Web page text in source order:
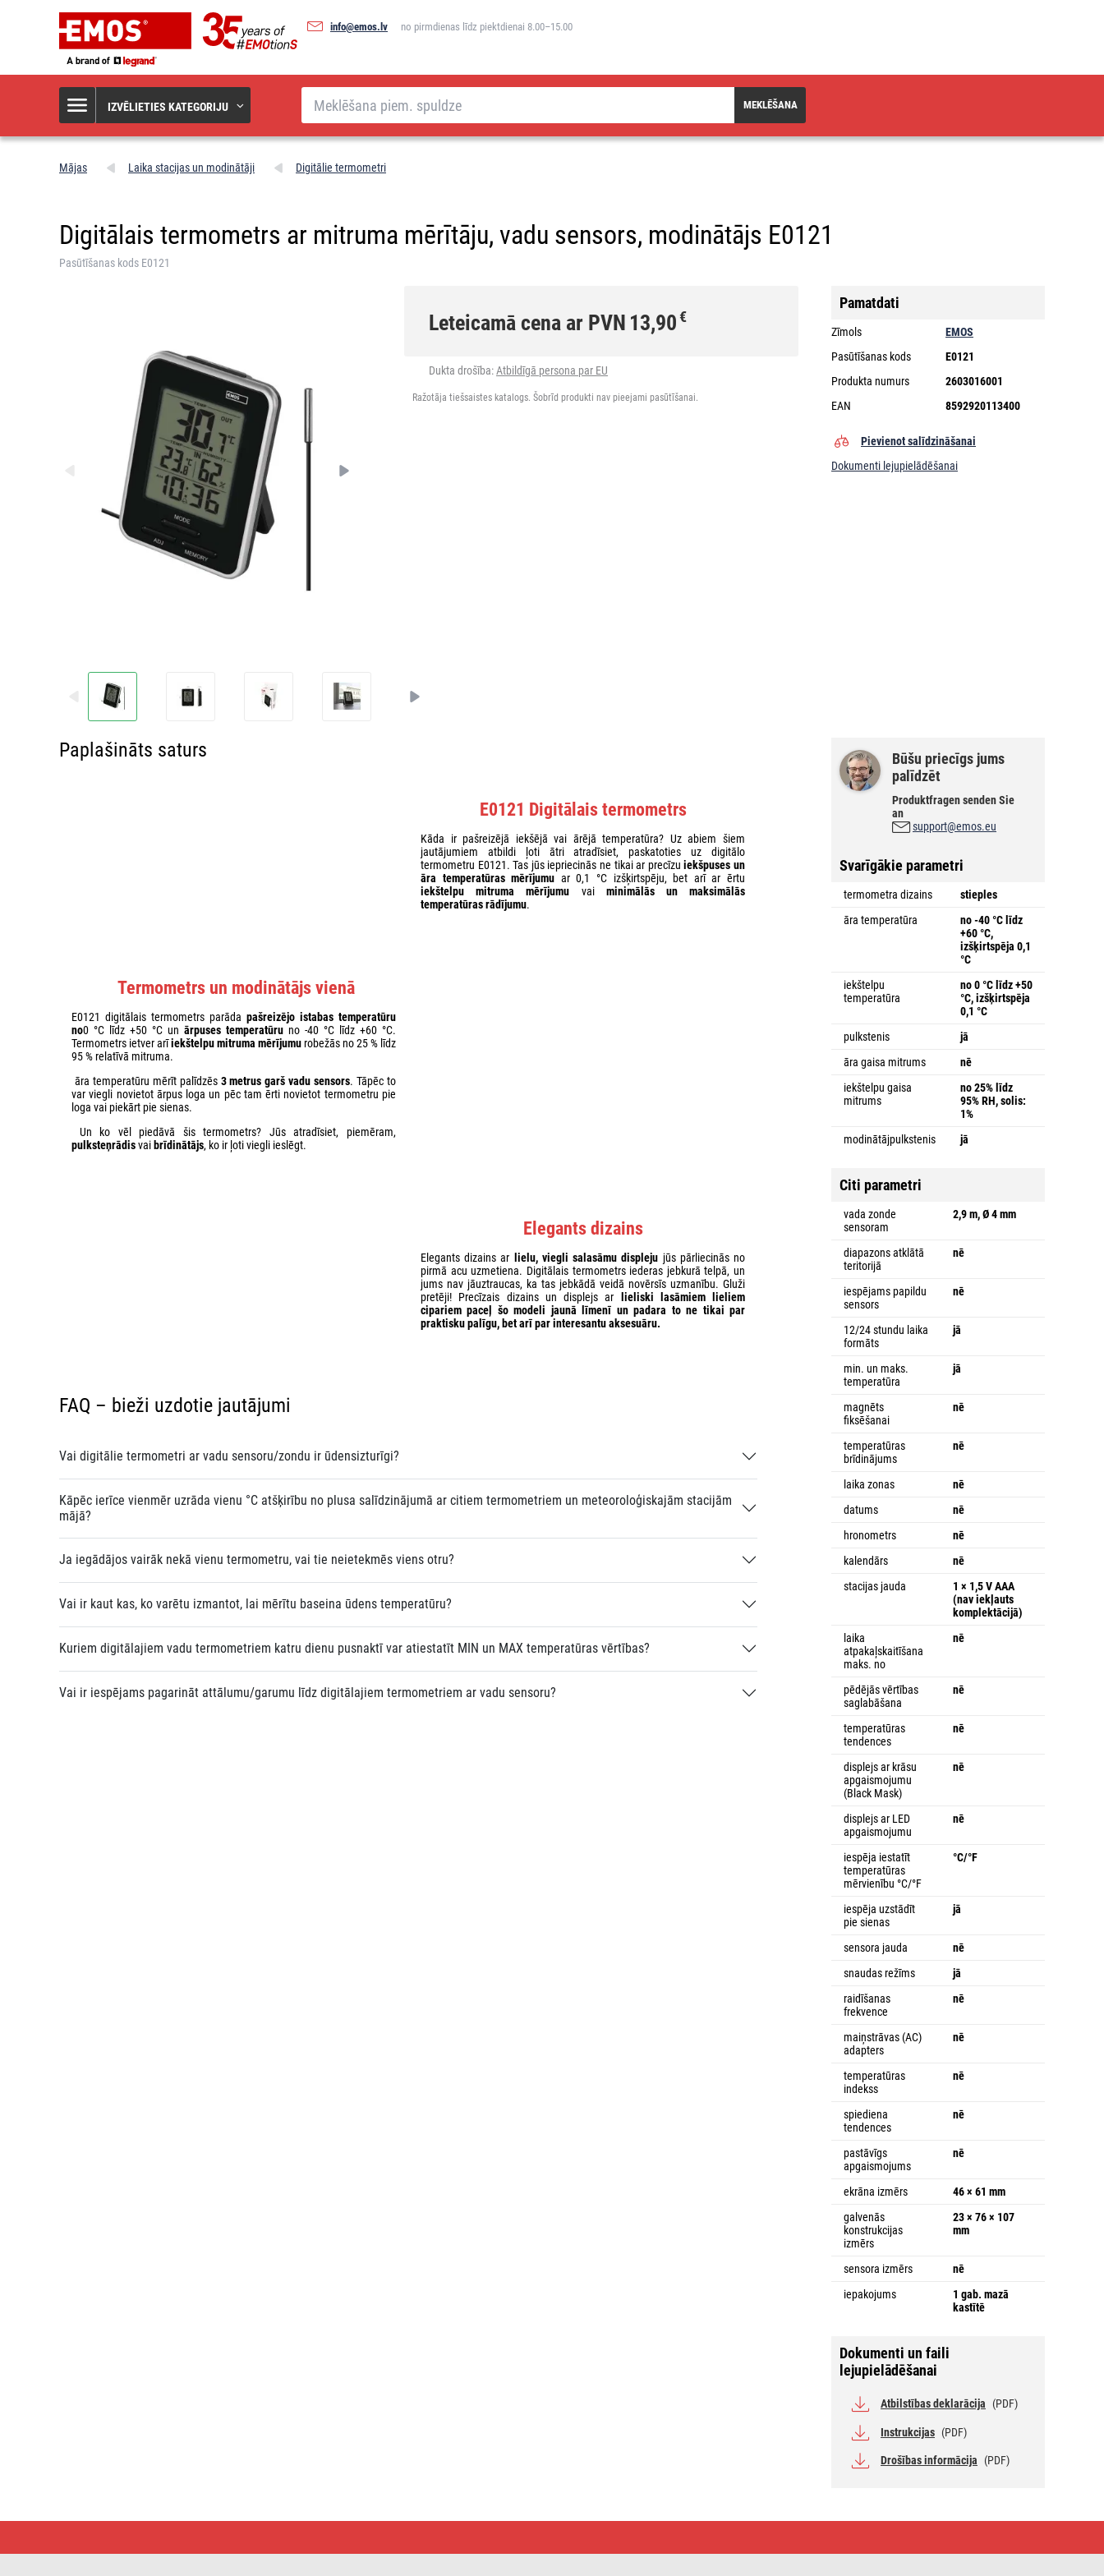
info@emos.lv no pirmdienas līdz piektdienai 8.00–15.00
IZVĒLIETIES KATEGORIJU
Meklēšana
MEKLĒŠANA
Mājas Laika stacijas un modinātāji Digitālie termometri
Digitālais termometrs ar mitruma mērītāju, vadu sensors, modinātājs E0121
Pasūtīšanas kods E0121
Leteicamā cena ar PVN 13,90€
Dukta drošība:Atbildīgā persona par EU
Ražotāja tiešsaistes katalogs. Šobrīd produkti nav pieejami pasūtīšanai.
Pamatdati
Zīmols
EMOS
Pasūtīšanas kods
E0121
Produkta numurs
2603016001
EAN
8592920113400
Pievienot salīdzināšanai
Dokumenti lejupielādēšanai
Paplašināts saturs
E0121 Digitālais termometrs
Kāda ir pašreizējā iekšējā vai ārējā temperatūra? Uz abiem šiem
jautājumiem atbildi ļoti ātri atradīsiet, paskatoties uz digitālo
termometru E0121. Tas jūs iepriecinās ne tikai ar precīzuiekšpuses un
āra temperatūras mērījumu ar 0,1 °C izšķirtspēju, bet arī ar ērtu
iekštelpu mitruma mērījumu vai minimālās un maksimālās
temperatūras rādījumu.
Termometrs un modinātājs vienā
E0121 digitālais termometrs parāda pašreizējo istabas temperatūru
no0 °C līdz +50 °C un ārpuses temperatūru no -40 °C līdz +60 °C.
Termometrs ietver arīiekštelpu mitruma mērījumurobežās no 25 % līdz
95 % relatīvā mitruma.
āra temperatūru mērīt palīdzēs 3 metrus garš vadu sensors. Tāpēc to
var viegli novietot ārpus loga un pēc tam ērti novietot termometru pie
loga vai piekārt pie sienas.
Un ko vēl piedāvā šis termometrs? Jūs atradīsiet, piemēram,
pulksteņrādisvaibrīdinātājs, ko ir ļoti viegli ieslēgt.
Elegants dizains
Elegants dizains ar lielu, viegli salasāmu displeju jūs pārliecinās no
pirmā acu uzmetiena. Digitālais termometrs iederas jebkurā telpā, un
jums nav jāuztraucas, ka tas jebkādā veidā novērsīs uzmanību. Gluži
pretēji! Precīzais dizains un displejs ar lieliski lasāmiem lieliem
cipariem paceļ šo modeli jaunā līmenī un padara to ne tikai par
praktisku palīgu, bet arī par interesantu aksesuāru.
FAQ – bieži uzdotie jautājumi
Vai digitālie termometri ar vadu sensoru/zondu ir ūdensizturīgi?
Kāpēc ierīce vienmēr uzrāda vienu °C atšķirību no plusa salīdzinājumā ar citiem termometriem un meteoroloģiskajām stacijām
mājā?
Ja iegādājos vairāk nekā vienu termometru, vai tie neietekmēs viens otru?
Vai ir kaut kas, ko varētu izmantot, lai mērītu baseina ūdens temperatūru?
Kuriem digitālajiem vadu termometriem katru dienu pusnaktī var atiestatīt MIN un MAX temperatūras vērtības?
Vai ir iespējams pagarināt attālumu/garumu līdz digitālajiem termometriem ar vadu sensoru?
Būšu priecīgs jums
palīdzēt
Produktfragen senden Sie
an
support@emos.eu
Svarīgākie parametri
termometra dizains
stieples
āra temperatūra
no -40 °C līdz
+60 °C,
izšķirtspēja 0,1
°C
iekštelpu
temperatūra
no 0 °C līdz +50
°C, izšķirtspēja
0,1 °C
pulkstenis
jā
āra gaisa mitrums
nē
iekštelpu gaisa
mitrums
no 25% līdz
95% RH, solis:
1%
modinātājpulkstenis
jā
Citi parametri
vada zonde
sensoram
2,9 m, Ø 4 mm
diapazons atklātā
teritorijā
nē
iespējams papildu
sensors
nē
12/24 stundu laika
formāts
jā
min. un maks.
temperatūra
jā
magnēts
fiksēšanai
nē
temperatūras
brīdinājums
nē
laika zonas
nē
datums
nē
hronometrs
nē
kalendārs
nē
stacijas jauda
1 × 1,5 V AAA
(nav iekļauts
komplektācijā)
laika
atpakaļskaitīšana
maks. no
nē
pēdējās vērtības
saglabāšana
nē
temperatūras
tendences
nē
displejs ar krāsu
apgaismojumu
(Black Mask)
nē
displejs ar LED
apgaismojumu
nē
iespēja iestatīt
temperatūras
mērvienību °C/°F
°C/°F
iespēja uzstādīt
pie sienas
jā
sensora jauda
nē
snaudas režīms
jā
raidīšanas
frekvence
nē
maiņstrāvas (AC)
adapters
nē
temperatūras
indekss
nē
spiediena
tendences
nē
pastāvīgs
apgaismojums
nē
ekrāna izmērs
46 × 61 mm
galvenās
konstrukcijas
izmērs
23 × 76 × 107
mm
sensora izmērs
nē
iepakojums
1 gab. mazā
kastītē
Dokumenti un faili
lejupielādēšanai
Atbilstības deklarācija (PDF)
Instrukcijas (PDF)
Drošības informācija (PDF)
ar